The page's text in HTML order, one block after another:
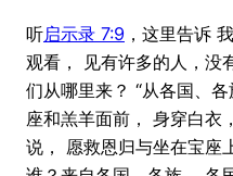
听启示录 7:9 ，这里告诉
观看， 见有许多的人，没
们从哪里来？ “从各国、
座和羔羊面前， 身穿白衣
说， 愿救恩归与坐在宝座